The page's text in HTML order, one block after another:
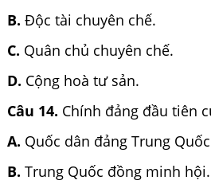
B. Độc tài chuyên chế.
C. Quân chủ chuyên chế.
D. Cộng hoà tư sản.
Câu 14. Chính đảng đầu tiên
A. Quốc dân đảng Trung
B. Trung Quốc đồng minh hội.